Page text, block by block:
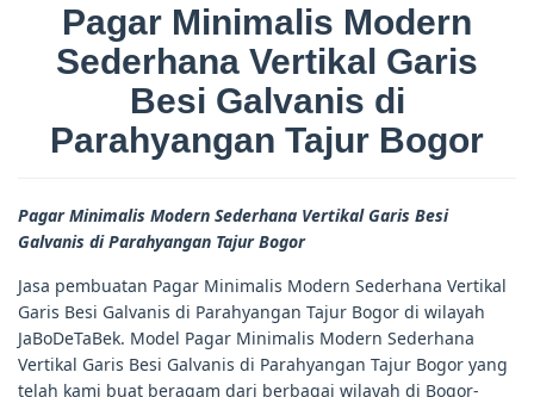
Pagar Minimalis Modern
Sederhana Vertikal Garis
Besi Galvanis di
Parahyangan Tajur Bogor
Pagar Minimalis Modern Sederhana Vertikal Garis Besi
Galvanis di Parahyangan Tajur Bogor
Jasa pembuatan Pagar Minimalis Modern Sederhana Vertikal
Garis Besi Galvanis di Parahyangan Tajur Bogor di wilayah
JaBoDeTaBek. Model Pagar Minimalis Modern Sederhana
Vertikal Garis Besi Galvanis di Parahyangan Tajur Bogor yang
telah kami buat beragam dari berbagai wilayah di Bogor-